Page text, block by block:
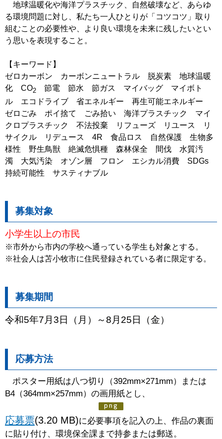
地球温暖化や海洋プラスチック、自然破壊など、あらゆ
る環境問題に対し、私たち一人ひとりが「コツコツ」取り
組むことの必要性や、より良い環境を未来に残したいとい
う思いを表現すること。
【キーワード】
ゼロカーボン カーボンニュートラル 脱炭素 地球温暖
化 CO2 節電 節水 節ガス マイバッグ マイボト
ル エコドライブ 省エネルギー 再生可能エネルギー
ゼロごみ ポイ捨て ごみ拾い 海洋プラスチック マイ
クロプラスチック 不法投棄 リフューズ リユース リ
サイクル リデュース 4R 食品ロス 自然保護 生物多
様性 野生鳥獣 絶滅危惧種 森林保全 間伐 水質汚
濁 大気汚染 オゾン層 フロン エシカル消費 SDGs
持続可能性 サスティナブル
募集対象
小学生以上の市民
※市外から市内の学校へ通っている学生も対象とする。
※社会人は苫小牧市に住民登録されている者に限定する。
募集期間
令和5年7月3日（月）～8月25日（金）
応募方法
ポスター用紙は八つ切り（392mm×271mm）または
B4（364mm×257mm）の画用紙とし、
応募票(3.20 MB)に必要事項を記入の上、作品の裏面
に貼り付け、環境保全課まで持参または郵送。